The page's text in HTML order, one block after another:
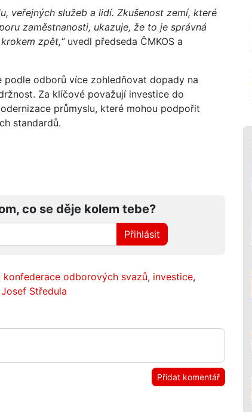
veřejných služeb a lidí. Zkušenost zemí, které
zaměstnanosti, ukazuje, že to je správná
zpět,“ uvedl předseda ČMKOS a
odborů více zohledňovat dopady na
Za klíčové považují investice do
průmyslu, které mohou podpořit
standardů.
co se děje kolem tebe?
Přihlásit
konfederace odborových svazů, investice,
Josef Středula
Přidat komentář